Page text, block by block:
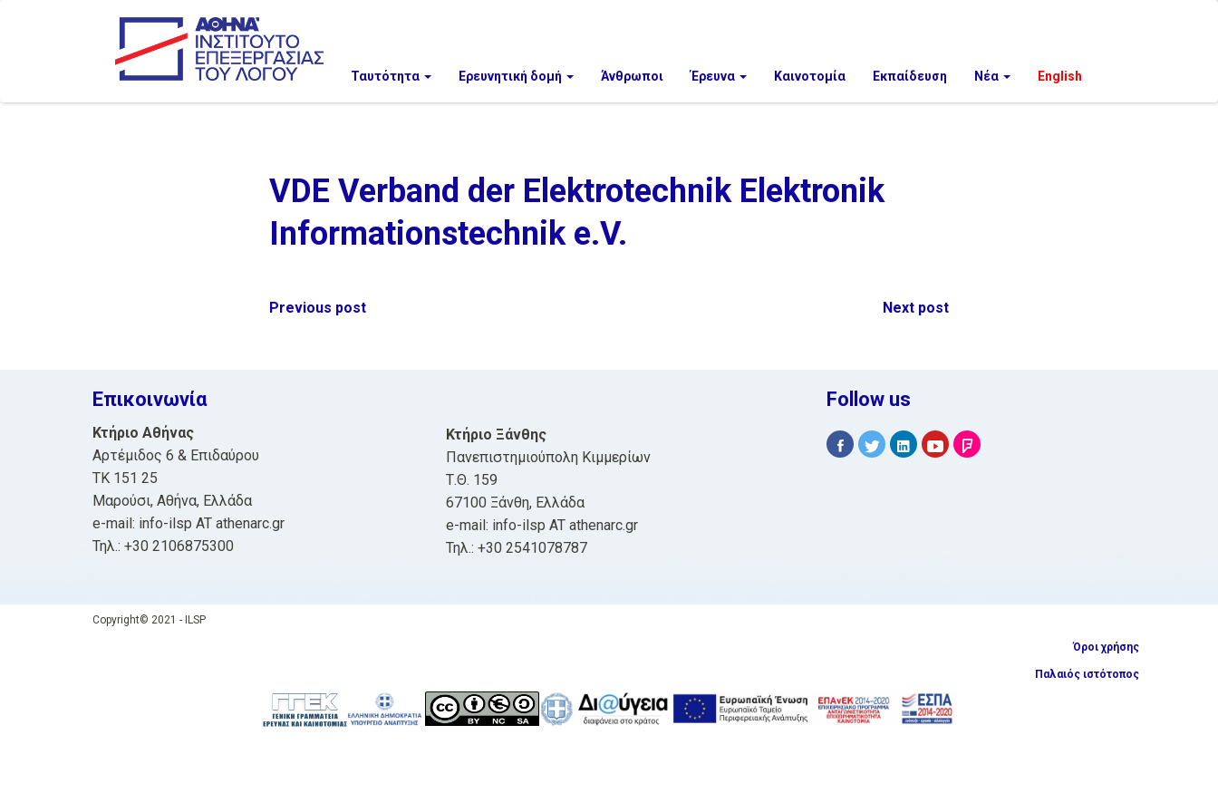
Ταυτότητα Ερευνητική δομή Άνθρωποι Έρευνα Καινοτομία Εκπαίδευση Νέα English
VDE Verband der Elektrotechnik Elektronik
Informationstechnik e.V.
Post
Previous post Next post
Επικοινωνία
Κτήριο Αθήνας
Αρτέμιδος 6 & Επιδαύρου
ΤΚ 151 25
Μαρούσι, Αθήνα, Ελλάδα
e-mail: info-ilsp AT athenarc.gr
Τηλ.: +30 2106875300
Κτήριο Ξάνθης
Πανεπιστημιούπολη Κιμμερίων
Τ.Θ. 159
67100 Ξάνθη, Ελλάδα
e-mail: info-ilsp AT athenarc.gr
Τηλ.: +30 2541078787
Follow us
Copyright© 2021 - ILSP
Όροι χρήσης
Παλαιός ιστότοπος